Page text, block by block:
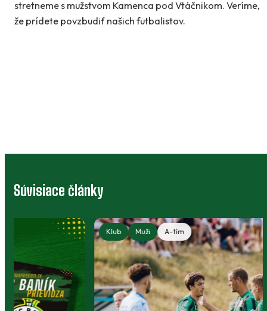
stretneme s mužstvom Kamenca pod Vtáčnikom. Veríme,
že prídete povzbudiť našich futbalistov.
Súvisiace články
Muži A-tím